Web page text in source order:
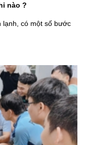
nào ?
lạnh, có một số bước